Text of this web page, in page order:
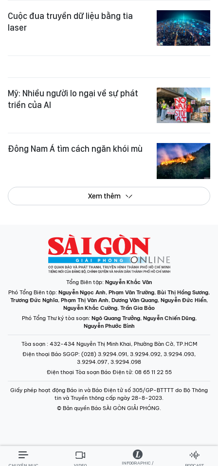
Cuộc đua truyền dữ liệu bằng tia
laser
Mỹ: Nhiều người lo ngại về sự phát
triển của AI
Đông Nam Á tìm cách ngăn khói mù
Xem thêm
Tổng Biên tập: Nguyễn Khắc Văn
Phó Tổng Biên tập: Nguyễn Ngọc Anh, Phạm Văn Trường, Bùi Thị Hồng Sương,
Trương Đức Nghĩa, Phạm Thị Vân Anh, Dương Văn Quang, Nguyễn Đức Hiển,
Nguyễn Khắc Cường, Trần Gia Bảo
Phó Tổng Thư ký tòa soạn: Ngô Quang Trưởng, Nguyễn Chiến Dũng,
Nguyễn Phước Bình
Tòa soạn : 432-434 Nguyễn Thị Minh Khai, Phường Bàn Cờ, TP.HCM
Điện thoại Báo SGGP: (028) 3.9294.091, 3.9294.092, 3.9294.093,
3.9294.097, 3.9294.098
Điện thoại Tòa soạn Báo Điện tử: 08 65 11 22 55
Giấy phép hoạt động Báo in và Báo Điện tử số 305/GP-BTTTT do Bộ Thông
tin và Truyền thông cấp ngày 28-8-2023.
© Bản quyền Báo SÀI GÒN GIẢI PHÓNG.
INFOGRAPHIC /